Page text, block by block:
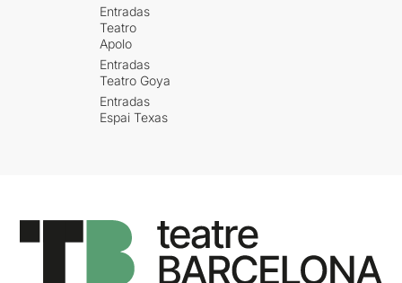
Entradas
Teatro
Apolo
Entradas
Teatro Goya
Entradas
Espai Texas